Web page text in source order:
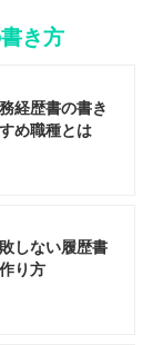
き方
経歴書の書き
め職種とは
しない履歴書
り方